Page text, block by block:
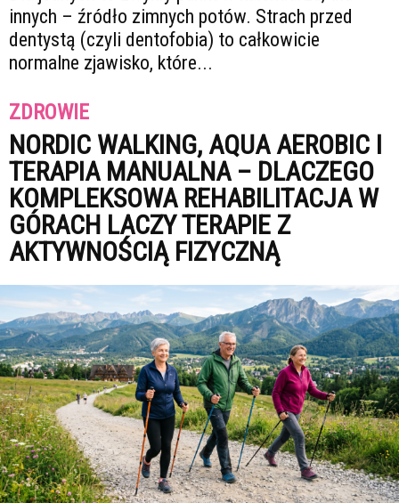
innych – źródło zimnych potów. Strach przed
dentystą (czyli dentofobia) to całkowicie
normalne zjawisko, które...
ZDROWIE
NORDIC WALKING, AQUA AEROBIC I
TERAPIA MANUALNA – DLACZEGO
KOMPLEKSOWA REHABILITACJA W
GÓRACH LACZY TERAPIE Z
AKTYWNOŚCIĄ FIZYCZNĄ